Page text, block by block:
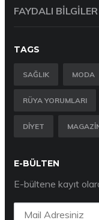
FAYDALI BILGILER
TAGS
SAĞLIK MODA
RÜYA YORUMLARI
DIYET
E-BÜLTEN
E-bültene kayıt